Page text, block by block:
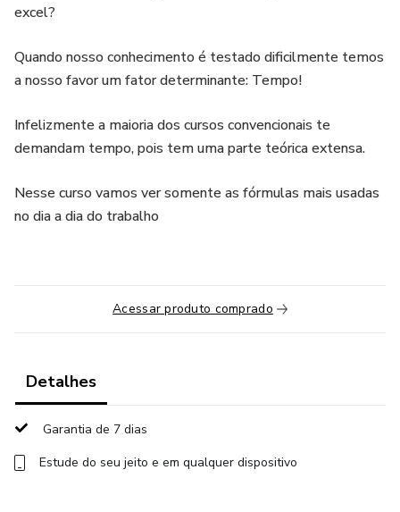
excel?
Quando nosso conhecimento é testado dificilmente temos
a nosso favor um fator determinante: Tempo!
Infelizmente a maioria dos cursos convencionais te
demandam tempo, pois tem uma parte teórica extensa.
Nesse curso vamos ver somente as fórmulas mais usadas
no dia a dia do trabalho
Acessar produto comprado
Detalhes
Garantia de 7 dias
Estude do seu jeito e em qualquer dispositivo